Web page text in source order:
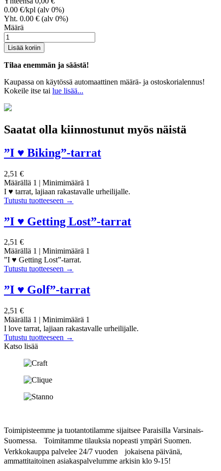
0.00 €/kpl (alv 0%)
Yht. 0.00 € (alv 0%)
Määrä
Lisää koriin
Tilaa enemmän ja säästä!
Kaupassa on käytössä automaattinen määrä- ja ostoskorialennus!
Kokeile itse tai lue lisää...
Saatat olla kiinnostunut myös näistä
”I ♥ Biking”-tarrat
2,51 €
Määrällä 1 | Minimimäärä 1
I ♥ tarrat, lajiaan rakastavalle urheilijalle.
Tutustu tuotteeseen →
”I ♥ Getting Lost”-tarrat
2,51 €
Määrällä 1 | Minimimäärä 1
”I ♥ Getting Lost”-tarrat.
Tutustu tuotteeseen →
”I ♥ Golf”-tarrat
2,51 €
Määrällä 1 | Minimimäärä 1
I love tarrat, lajiaan rakastavalle urheilijalle.
Tutustu tuotteeseen →
Katso lisää
Toimipisteemme ja tuotantotilamme sijaitsee Paraisilla Varsinais-
Suomessa. Toimitamme tilauksia nopeasti ympäri Suomen.
Verkkokauppa palvelee 24/7 vuoden jokaisena päivänä,
ammattitaitoinen asiakaspalvelumme arkisin klo 9-15!